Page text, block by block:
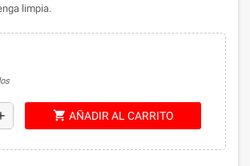
limpia.
shopping_cart AÑADIR AL CARRITO